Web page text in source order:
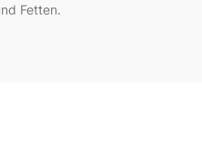
Fetten.